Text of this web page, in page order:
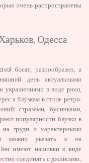
очень распространены
Одесса
богат, разнообразен, а
день актуальными
украшениями в виде рюш,
к блузкам в стиле ретро.
стразами, бусинками,
популярности блузки в
груди и характерными
можно указать и на
имеют нашивки в виде
соединять с джинсами.